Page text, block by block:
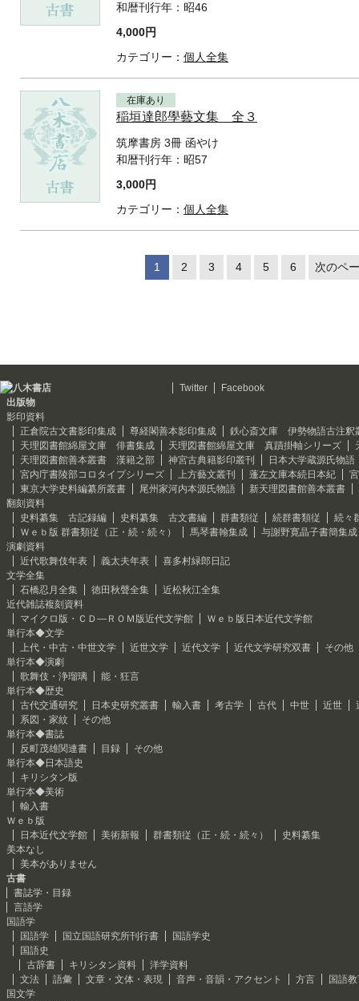
和暦刊行年： 昭46
4,000円
カテゴリー： 個人全集
在庫あり
稲垣達郎學藝文集 全３
筑摩書房 3冊 函やけ
和暦刊行年： 昭57
3,000円
カテゴリー： 個人全集
1 2 3 4 5 6 次のペ
Twitter
Facebook
出版物
影印資料
正倉院古文書影印集成
尊経閣善本影印集成
鉄心斎文庫 伊勢物語古注釈
天理図書館綿屋文庫 俳書集成
天理図書館綿屋文庫 真蹟掛軸シリーズ
天理図書館善本叢書 漢籍之部
神宮古典籍影印叢刊
日本大学蔵源氏物語
宮内庁書陵部コロタイプシリーズ
上方藝文叢刊 蓬左文庫本続日本紀
東京大学史料編纂所叢書
尾州家河内本源氏物語
新天理図書館善本叢書
翻刻資料
史料纂集 古記録編
史料纂集 古文書編 群書類従 続群書類従
続々
Ｗｅｂ版 群書類従（正・続・続々）
馬琴書翰集成
与謝野寛晶子書簡集成
演劇資料
近代歌舞伎年表
義太夫年表
喜多村緑郎日記
文学全集
石橋忍月全集
徳田秋聲全集
近松秋江全集
近代雑誌複刻資料
マイクロ版・ＣＤ―ＲＯＭ版近代文学館
Ｗｅｂ版日本近代文学館
単行本◆文学
上代・中古・中世文学
近世文学 近代文学 近代文学研究双書
その他
単行本◆演劇
歌舞伎・浄瑠璃
能・狂言
単行本◆歴史
古代交通研究
日本史研究叢書 輸入書 考古学 古代 中世 近世
系図・家紋
その他
単行本◆書誌
反町茂雄関連書
目録
その他
単行本◆日本語史
キリシタン版
単行本◆美術
輸入書
Ｗｅｂ版
日本近代文学館
美術新報 群書類従（正・続・続々）
史料纂集
美本なし
美本がありません
古書
書誌学・目録
言語学
国語学
国語学
国立国語研究所刊行書
国語学史
国語史
古辞書
キリシタン資料
洋学資料
文法
語彙 文章・文体・表現 音声・音韻・アクセント 方言
国語
国文学